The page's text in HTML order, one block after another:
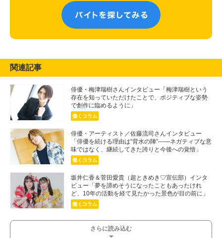
関連記事
俳優・梅津瑞樹さんインタビュー「梅津瑞樹という
存在を知っていただけたことで、ポジティブな姿勢
で創作に臨めるように」
働くコラム
俳優・アーティスト／佐藤流司さんインタビュー
「俳優を続ける理由は“背水の陣”――ネガティブな意
味ではなく、継続してきた誇りと今後への覚悟」
働くコラム
坂井仁香＆菅田愛貴（超ときめき♡宣伝部）インタ
ビュー「夢を諦めそうになったこともあったけれ
ど、10年の活動を経て見たかった景色が目の前に」
働くコラム
さらに読み込む